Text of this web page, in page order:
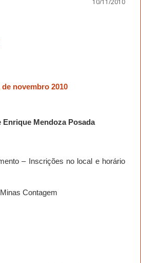
de novembro 2010
Mendoza Posada
– Inscrições no local e horário
Contagem